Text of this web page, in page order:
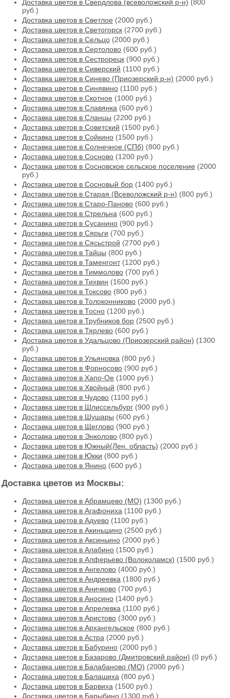
Доставка цветов в Свердлова (всеволожский р-н) (800
руб.)
Доставка цветов в Светлое (2000 руб.)
Доставка цветов в Светогорск (2700 руб.)
Доставка цветов в Сельцо (2000 руб.)
Доставка цветов в Сертолово (600 руб.)
Доставка цветов в Сестрорецк (900 руб.)
Доставка цветов в Сиверский (1100 руб.)
Доставка цветов в Синево (Приозерский р-н) (2000 руб.)
Доставка цветов в Синявино (1100 руб.)
Доставка цветов в Скотное (1000 руб.)
Доставка цветов в Славянка (600 руб.)
Доставка цветов в Сланцы (2200 руб.)
Доставка цветов в Советский (1500 руб.)
Доставка цветов в Сойкино (1500 руб.)
Доставка цветов в Солнечное (СПб) (800 руб.)
Доставка цветов в Сосново (1200 руб.)
Доставка цветов в Сосновское сельское поселение (2000
руб.)
Доставка цветов в Сосновый бор (1400 руб.)
Доставка цветов в Старая (Всеволожский р-н) (800 руб.)
Доставка цветов в Старо-Паново (600 руб.)
Доставка цветов в Стрельна (600 руб.)
Доставка цветов в Сусанино (900 руб.)
Доставка цветов в Сярьги (700 руб.)
Доставка цветов в Сясьстрой (2700 руб.)
Доставка цветов в Тайцы (800 руб.)
Доставка цветов в Таменгонт(1200 руб.)
Доставка цветов в Тиммолово (700 руб.)
Доставка цветов в Тихвин (1600 руб.)
Доставка цветов в Токсово (800 руб.)
Доставка цветов в Толоконниково (2000 руб.)
Доставка цветов в Тосно (1200 руб.)
Доставка цветов в Трубников бор (2500 руб.)
Доставка цветов в Тярлево (600 руб.)
Доставка цветов в Удальцово (Приозерский район) (1300
руб.)
Доставка цветов в Ульяновка (800 руб.)
Доставка цветов в Форносово (900 руб.)
Доставка цветов в Хапо-Ое (1000 руб.)
Доставка цветов в Хвойный (800 руб.)
Доставка цветов в Чудово (1100 руб.)
Доставка цветов в Шлиссельбург (900 руб.)
Доставка цветов в Шушары (600 руб.)
Доставка цветов в Щеглово (900 руб.)
Доставка цветов в Энколово (800 руб.)
Доставка цветов в Южный(Лен. область) (2000 руб.)
Доставка цветов в Юкки (800 руб.)
Доставка цветов в Янино (600 руб.)
Доставка цветов из Москвы:
Доставка цветов в Абрамцево (МО) (1300 руб.)
Доставка цветов в Агафониха (1100 руб.)
Доставка цветов в Адуево (1100 руб.)
Доставка цветов в Акиньшино (2500 руб.)
Доставка цветов в Аксиньино (2000 руб.)
Доставка цветов в Алабино (1500 руб.)
Доставка цветов в Алферьево (Волоколамск) (1500 руб.)
Доставка цветов в Ангелово (4000 руб.)
Доставка цветов в Андреевка (1800 руб.)
Доставка цветов в Аничково (700 руб.)
Доставка цветов в Аносино (1400 руб.)
Доставка цветов в Апрелевка (1100 руб.)
Доставка цветов в Аристово (3000 руб.)
Доставка цветов в Архангельское (800 руб.)
Доставка цветов в Астра (2000 руб.)
Доставка цветов в Бабурино (2000 руб.)
Доставка цветов в Базарово (Дмитровский район) (0 руб.)
Доставка цветов в Балабаново (МО) (2000 руб.)
Доставка цветов в Балашиха (800 руб.)
Доставка цветов в Барвиха (1500 руб.)
Доставка цветов в Барыбино (1300 руб.)